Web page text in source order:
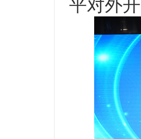
平对外